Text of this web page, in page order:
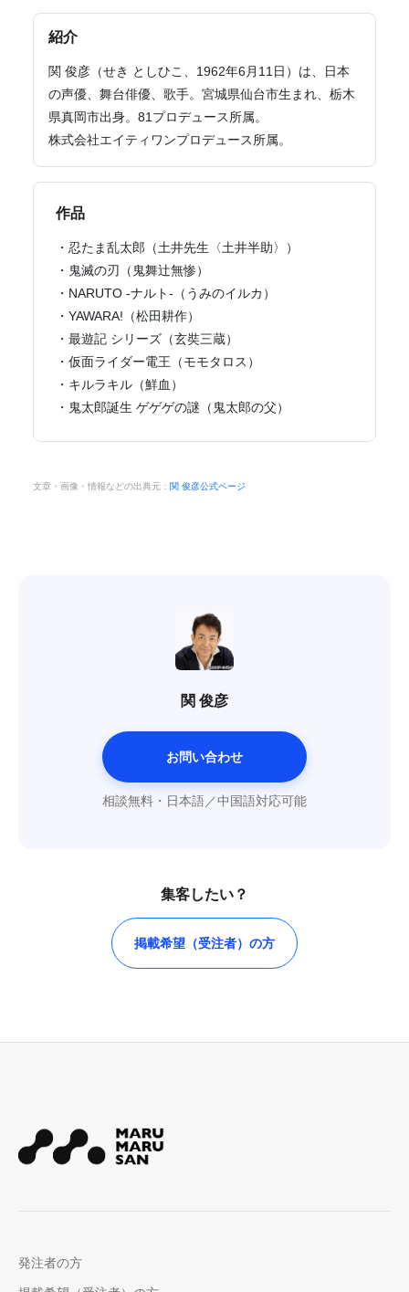
紹介
関 俊彦（せき としひこ、1962年6月11日）は、日本
の声優、舞台俳優、歌手。宮城県仙台市生まれ、栃木
県真岡市出身。81プロデュース所属。
株式会社エイティワンプロデュース所属。
作品
・忍たま乱太郎（土井先生〈土井半助〉）
・鬼滅の刃（鬼舞辻無惨）
・NARUTO -ナルト-（うみのイルカ）
・YAWARA!（松田耕作）
・最遊記 シリーズ（玄奘三蔵）
・仮面ライダー電王（モモタロス）
・キルラキル（鮮血）
・鬼太郎誕生 ゲゲゲの謎（鬼太郎の父）
文章・画像・情報などの出典元： 関 俊彦公式ページ
関 俊彦
お問い合わせ
相談無料・日本語／中国語対応可能
集客したい？
掲載希望（受注者）の方
発注者の方